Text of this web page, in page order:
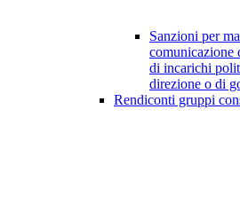
Sanzioni per
comunicazione
di incarichi
direzione o di
Rendiconti gruppi